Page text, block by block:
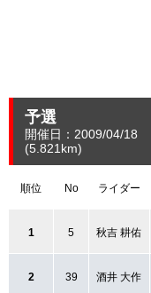
予選
開催日：2009/04/18
(5.821 km)
順位 No ライダー
1 5 秋吉 耕佑
2 39 酒井 大作